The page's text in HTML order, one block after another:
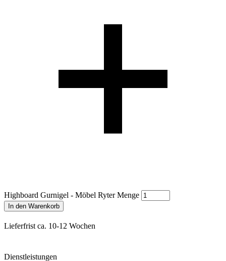
Highboard Gurnigel - Möbel Ryter Menge
In den Warenkorb
Lieferfrist ca. 10-12 Wochen
Dienstleistungen